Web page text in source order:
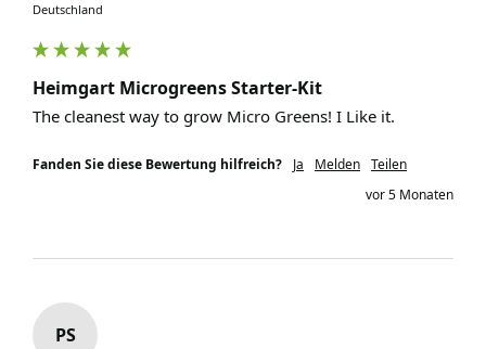
Deutschland
Heimgart Microgreens Starter-Kit
The cleanest way to grow Micro Greens! I Like it.
Fanden Sie diese Bewertung hilfreich? Ja Melden Teilen
vor 5 Monaten
PS